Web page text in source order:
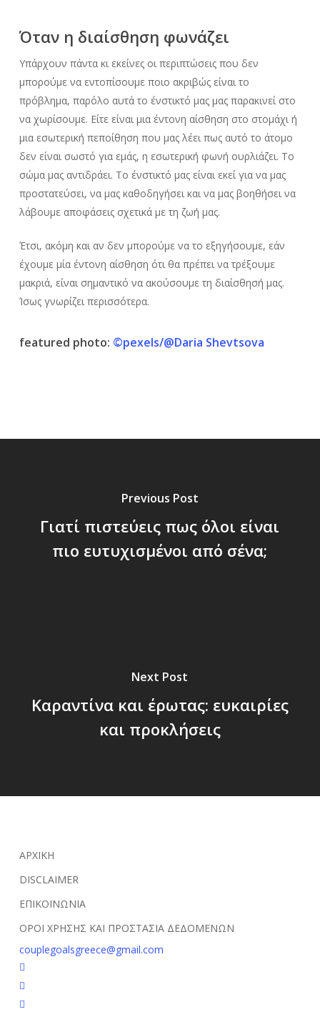
Όταν η διαίσθηση φωνάζει
Υπάρχουν πάντα κι εκείνες οι περιπτώσεις που δεν
μπορούμε να εντοπίσουμε ποιο ακριβώς είναι το
πρόβλημα, παρόλο αυτά το ένστικτό μας μας παρακινεί στο
να χωρίσουμε. Είτε είναι μια έντονη αίσθηση στο στομάχι ή
μια εσωτερική πεποίθηση που μας λέει πως αυτό το άτομο
δεν είναι σωστό για εμάς, η εσωτερική φωνή ουρλιάζει. Το
σώμα μας αντιδράει. Το ένστικτό μας είναι εκεί για να μας
προστατεύσει, να μας καθοδηγήσει και να μας βοηθήσει να
λάβουμε αποφάσεις σχετικά με τη ζωή μας.
Έτσι, ακόμη και αν δεν μπορούμε να το εξηγήσουμε, εάν
έχουμε μία έντονη αίσθηση ότι θα πρέπει να τρέξουμε
μακριά, είναι σημαντικό να ακούσουμε τη διαίσθησή μας.
Ίσως γνωρίζει περισσότερα.
featured photo: ©pexels/@Daria Shevtsova
Previous Post
Γιατί πιστεύεις πως όλοι είναι
πιο ευτυχισμένοι από σένα;
Next Post
Kαραντίνα και έρωτας: ευκαιρίες
και προκλήσεις
ΑΡΧΙΚΗ
DISCLAIMER
ΕΠΙΚΟΙΝΩΝΙΑ
ΟΡΟΙ ΧΡΗΣΗΣ ΚΑΙ ΠΡΟΣΤΑΣΙΑ ΔΕΔΟΜΕΝΩΝ
couplegoalsgreece@gmail.com
facebook
youtube
instagram